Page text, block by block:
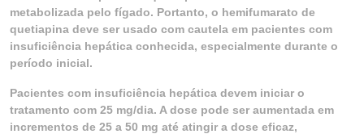
metabolizada pelo fígado. Portanto, o hemifumarato de
quetiapina deve ser usado com cautela em pacientes com
insuficiência hepática conhecida, especialmente durante o
período inicial.
Pacientes com insuficiência hepática devem iniciar o
tratamento com 25 mg/dia. A dose pode ser aumentada em
incrementos de 25 a 50 mg até atingir a dose eficaz,